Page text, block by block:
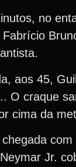
no
aos 45,
O craque
cima da
Jr.